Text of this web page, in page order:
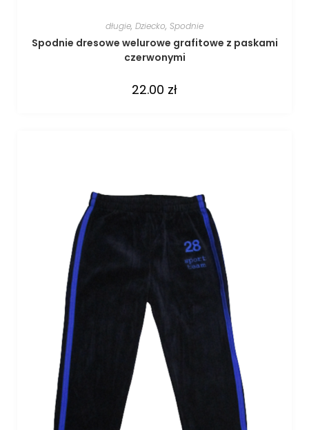
długie, Dziecko, Spodnie
Spodnie dresowe welurowe grafitowe z paskami
czerwonymi
22.00 zł